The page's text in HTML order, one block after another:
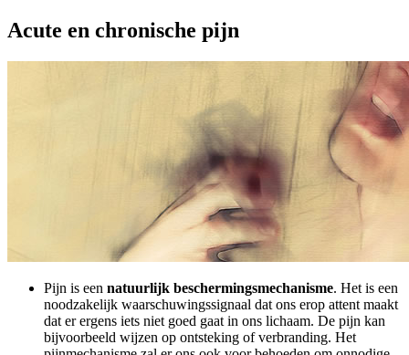
Acute en chronische pijn
Pijn is een natuurlijk beschermingsmechanisme. Het is een
noodzakelijk waarschuwingssignaal dat ons erop attent maakt
dat er ergens iets niet goed gaat in ons lichaam. De pijn kan
bijvoorbeeld wijzen op ontsteking of verbranding. Het